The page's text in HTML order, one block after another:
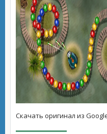
Скачать оригинал из